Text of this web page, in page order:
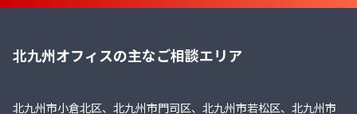
北九州オフィスの主なご相談エリア
北九州市小倉北区、北九州市門司区、北九州市若松区、北九州市